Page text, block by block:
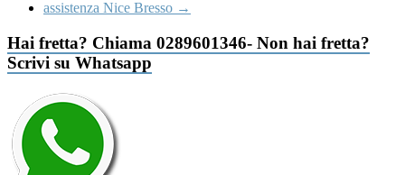
assistenza Nice Bresso →
Hai fretta? Chiama 0289601346- Non hai fretta?
Scrivi su Whatsapp